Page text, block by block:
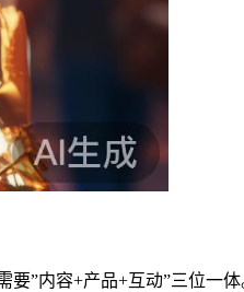
”内容+产品+互动”三位一